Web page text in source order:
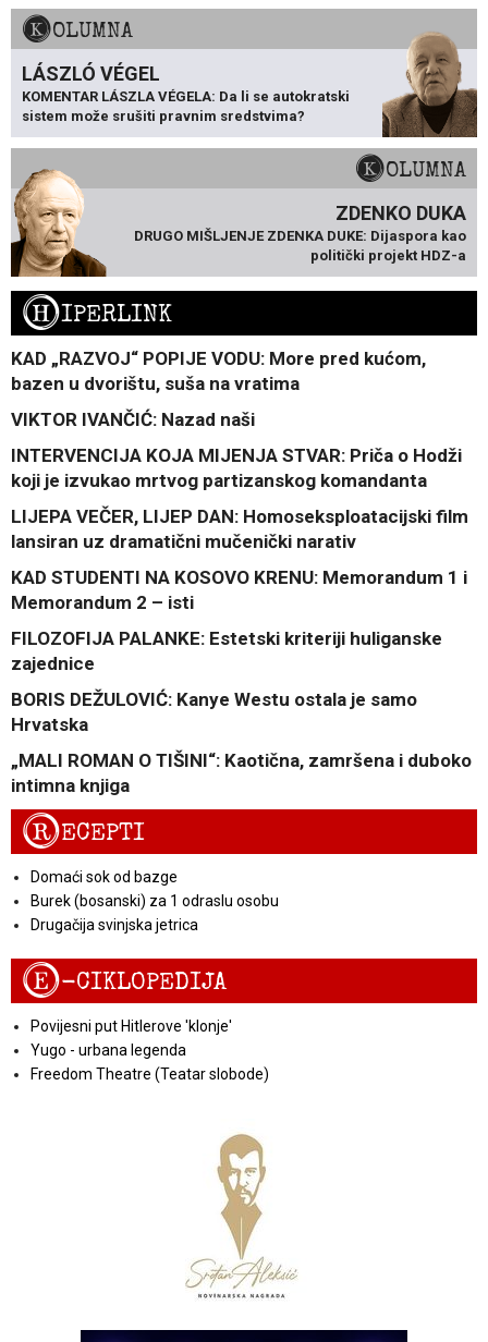
KOLUMNA
LÁSZLÓ VÉGEL
KOMENTAR LÁSZLA VÉGELA: Da li se autokratski
sistem može srušiti pravnim sredstvima?
KOLUMNA
ZDENKO DUKA
DRUGO MIŠLJENJE ZDENKA DUKE: Dijaspora kao
politički projekt HDZ-a
HIPERLINK
KAD „RAZVOJ“ POPIJE VODU: More pred kućom,
bazen u dvorištu, suša na vratima
VIKTOR IVANČIĆ: Nazad naši
INTERVENCIJA KOJA MIJENJA STVAR: Priča o Hodži
koji je izvukao mrtvog partizanskog komandanta
LIJEPA VEČER, LIJEP DAN: Homoseksploatacijski film
lansiran uz dramatični mučenički narativ
KAD STUDENTI NA KOSOVO KRENU: Memorandum 1 i
Memorandum 2 – isti
FILOZOFIJA PALANKE: Estetski kriteriji huliganske
zajednice
BORIS DEŽULOVIĆ: Kanye Westu ostala je samo
Hrvatska
„MALI ROMAN O TIŠINI“: Kaotična, zamršena i duboko
intimna knjiga
RECEPTI
Domaći sok od bazge
Burek (bosanski) za 1 odraslu osobu
Drugačija svinjska jetrica
E-CIKLOPEDIJA
Povijesni put Hitlerove 'klonje'
Yugo - urbana legenda
Freedom Theatre (Teatar slobode)